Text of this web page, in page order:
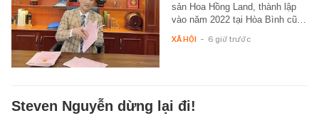
sản Hoa Hồng Land, thành lập
vào năm 2022 tại Hòa Bình cũ…
XÃ HỘI - 6 giờ trước
Steven Nguyễn dừng lại đi!